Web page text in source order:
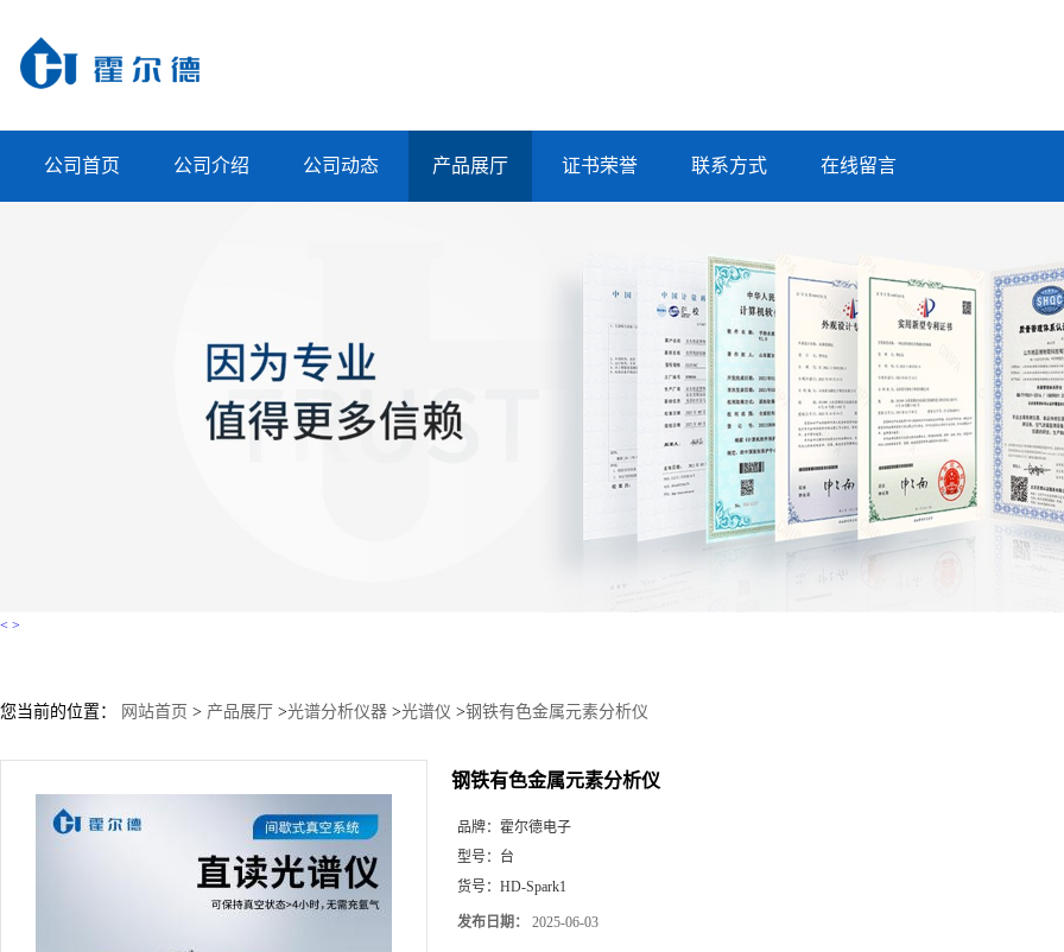
公司首页 公司介绍 公司动态 产品展厅 证书荣誉 联系方式 在线留言
< >
您当前的位置： 网站首页 > 产品展厅 >光谱分析仪器 >光谱仪 >钢铁有色金属元素分析仪
钢铁有色金属元素分析仪
品牌： 霍尔德电子
型号： 台
货号： HD-Spark1
发布日期： 2025-06-03